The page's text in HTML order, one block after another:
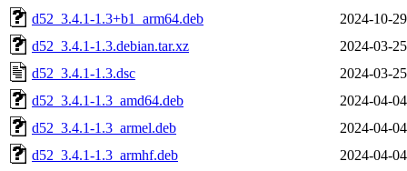
d52_3.4.1-1.3+b1_arm64.deb
2024-10-
d52_3.4.1-1.3.debian.tar.xz
2024-03-
d52_3.4.1-1.3.dsc
2024-03-
d52_3.4.1-1.3_amd64.deb
2024-04-
d52_3.4.1-1.3_armel.deb
2024-04-
d52_3.4.1-1.3_armhf.deb
2024-04-